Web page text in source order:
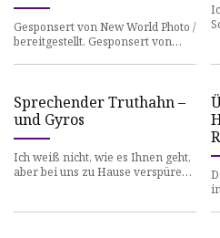
Gesponsert von New World Photo /
bereitgestellt. Gesponsert von
Sprechender Truthahn –
und Gyros
Ich weiß nicht, wie es Ihnen geht,
aber bei uns zu Hause verspüren